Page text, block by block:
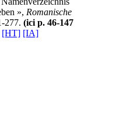
», Romanische
277. (ici p. 46-147
[HT] [IA]